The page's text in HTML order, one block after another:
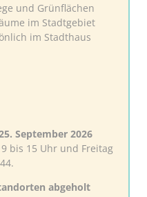
und Grünflächen
im Stadtgebiet
im Stadthaus
September 2026
bis 15 Uhr und Freitag
abgeholt